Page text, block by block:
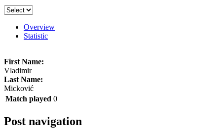
Overview
Statistic
First Name:
Vladimir
Last Name:
Micković
Match played 0
Post navigation